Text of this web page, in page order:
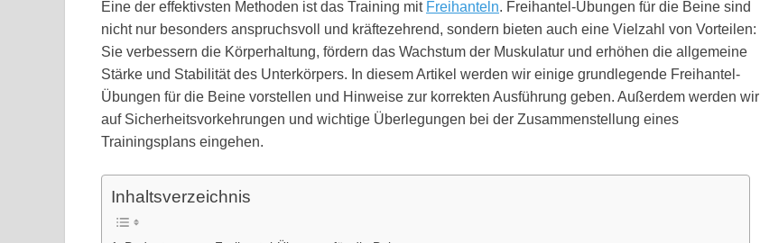
Eine der effektivsten Methoden ist das Training mit Freihanteln. Freihantel-Übungen für die Beine sind
nicht nur besonders anspruchsvoll und kräftezehrend, sondern bieten auch eine Vielzahl von Vorteilen:
Sie verbessern die Körperhaltung, fördern das Wachstum der Muskulatur und erhöhen die allgemeine
Stärke und Stabilität des Unterkörpers. In diesem Artikel werden wir einige grundlegende Freihantel-
Übungen für die Beine vorstellen und Hinweise zur korrekten Ausführung geben. Außerdem werden wir
auf Sicherheitsvorkehrungen und wichtige Überlegungen bei der Zusammenstellung eines
Trainingsplans eingehen.
Inhaltsverzeichnis